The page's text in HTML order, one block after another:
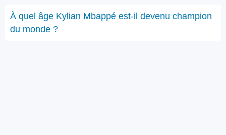
À quel âge Kylian Mbappé est-il devenu champion
du monde ?